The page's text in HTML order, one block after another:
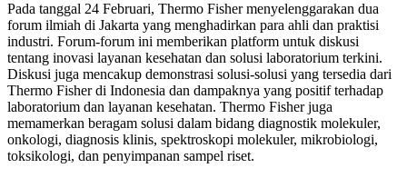
Pada tanggal 24 Februari, Thermo Fisher menyelenggarakan dua
forum ilmiah di Jakarta yang menghadirkan para ahli dan praktisi
industri. Forum-forum ini memberikan platform untuk diskusi
tentang inovasi layanan kesehatan dan solusi laboratorium terkini.
Diskusi juga mencakup demonstrasi solusi-solusi yang tersedia dari
Thermo Fisher di Indonesia dan dampaknya yang positif terhadap
laboratorium dan layanan kesehatan. Thermo Fisher juga
memamerkan beragam solusi dalam bidang diagnostik molekuler,
onkologi, diagnosis klinis, spektroskopi molekuler, mikrobiologi,
toksikologi, dan penyimpanan sampel riset.